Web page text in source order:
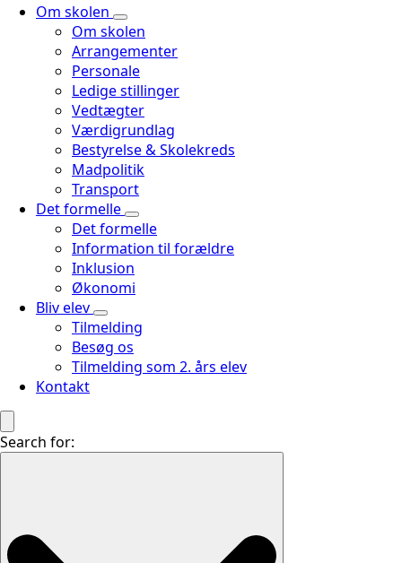
Om skolen
Om skolen
Arrangementer
Personale
Ledige stillinger
Vedtægter
Værdigrundlag
Bestyrelse & Skolekreds
Madpolitik
Transport
Det formelle
Det formelle
Information til forældre
Inklusion
Økonomi
Bliv elev
Tilmelding
Besøg os
Tilmelding som 2. års elev
Kontakt
Search for: